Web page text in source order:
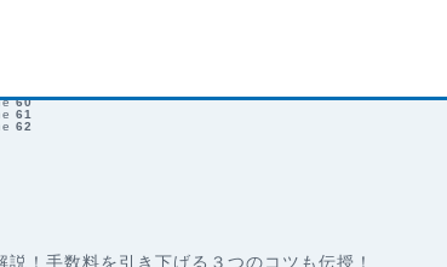
60
61
62
！手数料を引き下げる３つのコツも伝授！